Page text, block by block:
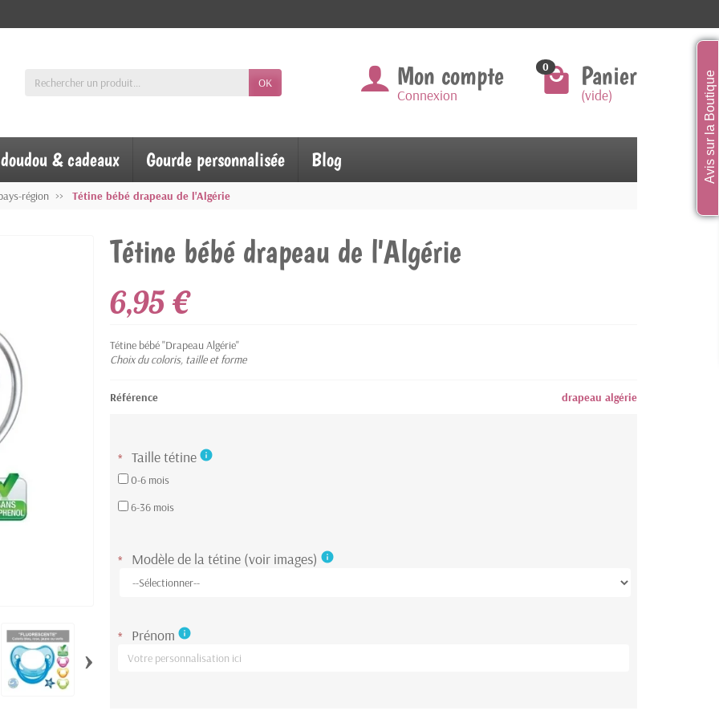
OK Mon compte
Connexion
0 Panier
(vide)
& cadeaux Gourde personnalisée Blog
région Tétine bébé drapeau de l'Algérie
›
Tétine bébé drapeau de l'Algérie
6,95 €
Tétine bébé "Drapeau Algérie"
Choix du coloris, taille et forme
Référence drapeau algérie
* Taille tétine info
0-6 mois
6-36 mois
* Modèle de la tétine (voir images) info
* Prénom info
Avis sur la Boutique